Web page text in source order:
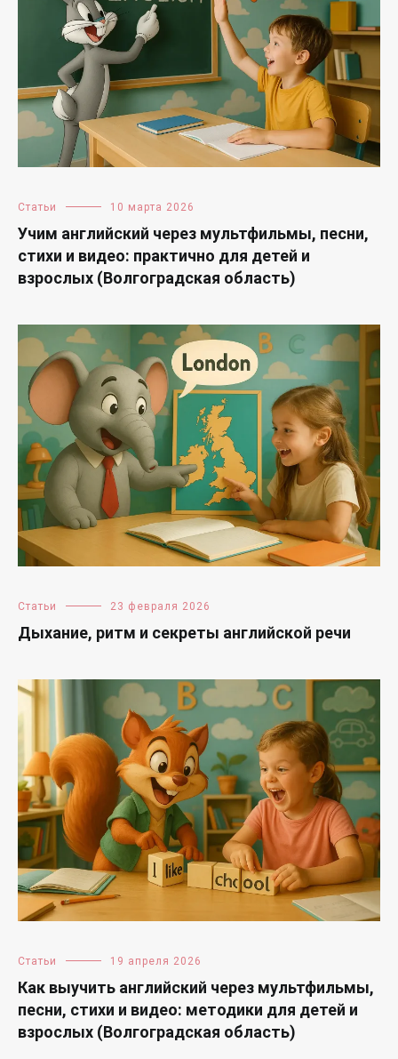
Статьи 10 марта 2026
Учим английский через мультфильмы, песни,
стихи и видео: практично для детей и
взрослых (Волгоградская область)
Статьи 23 февраля 2026
Дыхание, ритм и секреты английской речи
Статьи 19 апреля 2026
Как выучить английский через мультфильмы,
песни, стихи и видео: методики для детей и
взрослых (Волгоградская область)